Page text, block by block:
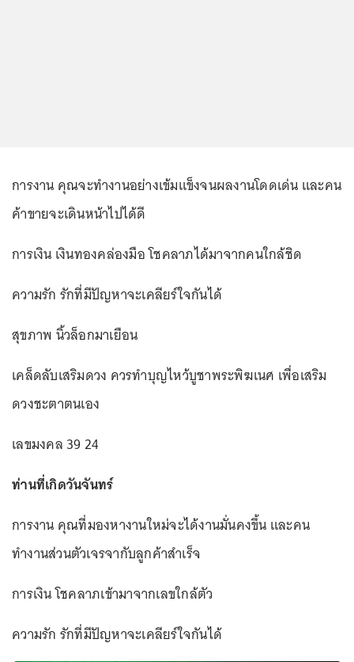
การงาน คุณจะทำงานอย่างเข้มแข็งจนผลงานโดดเด่น และคน
ค้าขายจะเดินหน้าไปได้ดี
การเงิน เงินทองคล่องมือ โชคลาภได้มาจากคนใกล้ชิด
ความรัก รักที่มีปัญหาจะเคลียร์ใจกันได้
สุขภาพ นิ้วล็อกมาเยือน
เคล็ดลับเสริมดวง ควรทำบุญไหว้บูชาพระพิฆเนศ เพื่อเสริม
ดวงชะตาตนเอง
เลขมงคล 39 24
ท่านที่เกิดวันจันทร์
การงาน คุณที่มองหางานใหม่จะได้งานมั่นคงขึ้น และคน
ทำงานส่วนตัวเจรจากับลูกค้าสำเร็จ
การเงิน โชคลาภเข้ามาจากเลขใกล้ตัว
ความรัก รักที่มีปัญหาจะเคลียร์ใจกันได้